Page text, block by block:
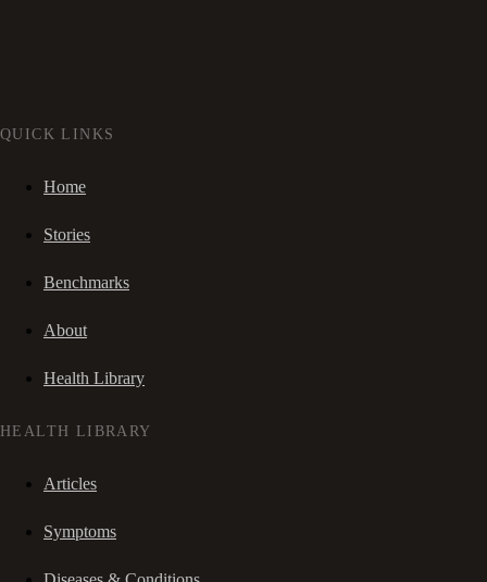
QUICK LINKS
Home
Stories
Benchmarks
About
Health Library
HEALTH LIBRARY
Articles
Symptoms